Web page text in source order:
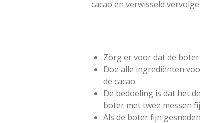
:
n
cacao en verwisseld
Zorg er voor dat de
Doe alle ingrediënten
de cacao.
De bedoeling is dat het
boter met twee messen
Als de boter fijn